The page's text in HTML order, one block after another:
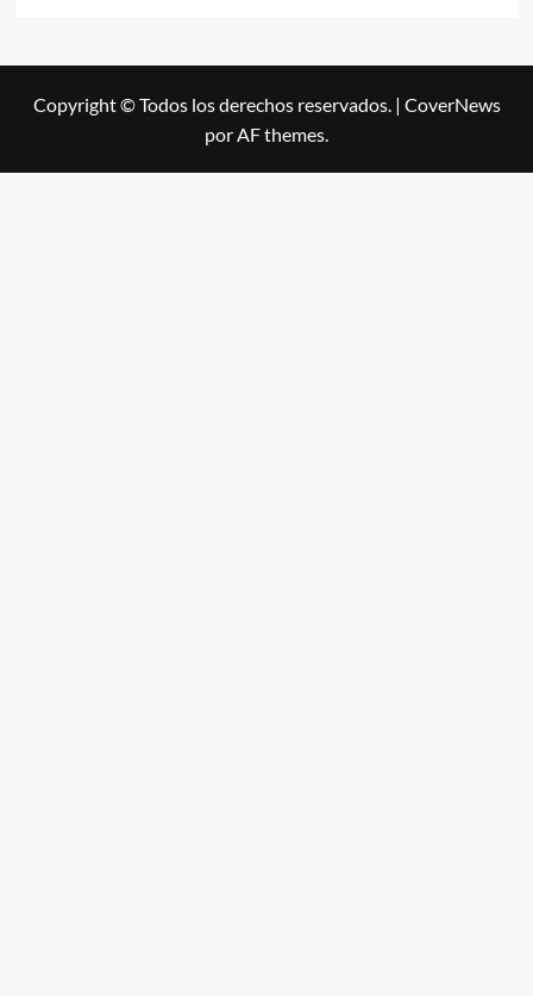
Copyright © Todos los derechos reservados. | CoverNews
por AF themes.